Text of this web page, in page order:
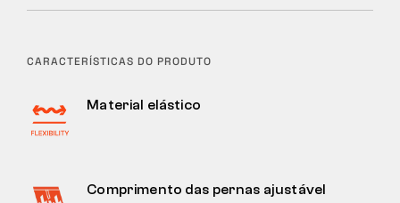
CARACTERÍSTICAS DO PRODUTO
Material elástico
Comprimento das pernas ajustável